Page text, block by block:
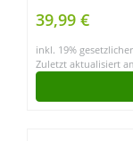
&
vierbeinig
39,99 €
inkl. 19%
Zuletzt aktualisiert